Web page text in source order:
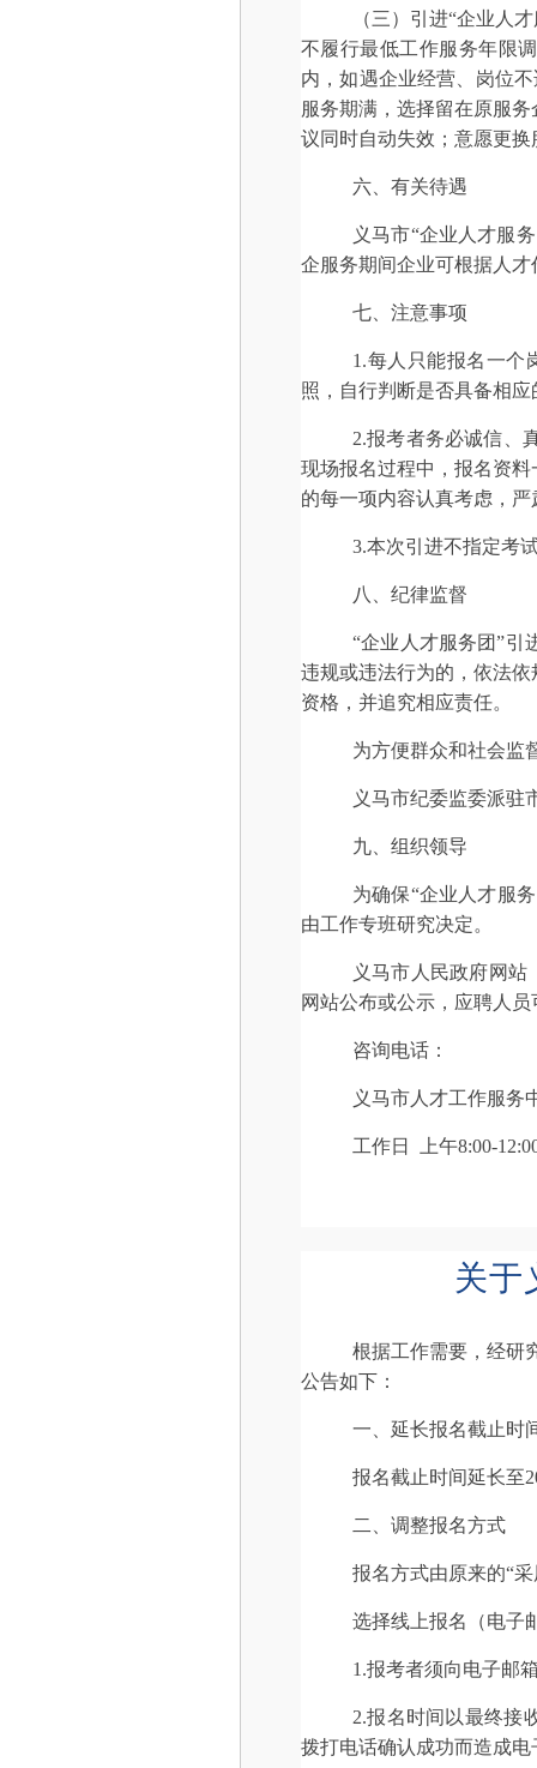
（三）引进“企业人
不履行最低工作服务年限
内，如遇企业经营、岗位
服务期满，选择留在原服
议同时自动失效；意愿更
六、有关待遇
义马市“企业人才服
企服务期间企业可根据人
七、注意事项
1.每人只能报名一个
照，自行判断是否具备相
2.报考者务必诚信、
现场报名过程中，报名资
的每一项内容认真考虑，
3.本次引进不指定考
八、纪律监督
“企业人才服务团”引
违规或违法行为的，依法
资格，并追究相应责任。
为方便群众和社会监
义马市纪委监委派驻
九、组织领导
为确保“企业人才服
由工作专班研究决定。
义马市人民政府网
网站公布或公示，应聘人
咨询电话：
义马市人才工作服务
工作日 上午8:00-
关于
根据工作需要，经研
公告如下：
一、延长报名截止时
报名截止时间延长至
二、调整报名方式
报名方式由原来的“
选择线上报名（电子
1.报考者须向电子邮
2.报名时间以最终接
拨打电话确认成功而造成